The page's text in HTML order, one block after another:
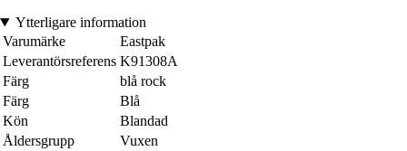
Ytterligare information
Varumärke
Eastpak
Leverantörsreferens K91308A
Färg
blå rock
Färg
Blå
Kön
Blandad
Åldersgrupp
Vuxen